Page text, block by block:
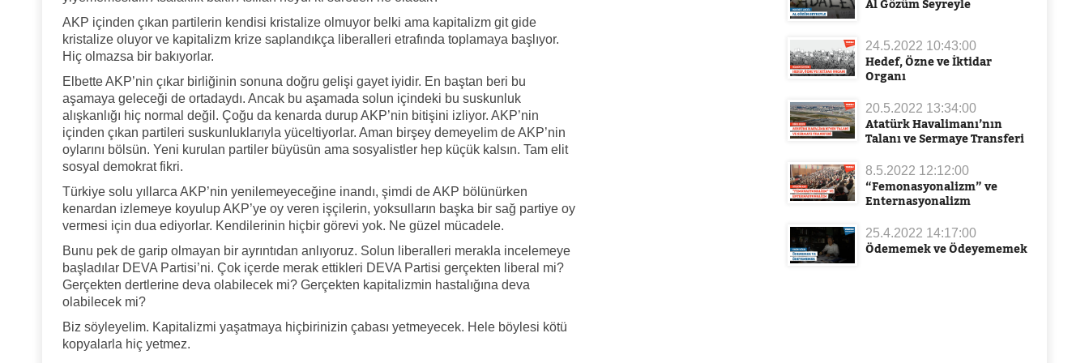
AKP içinden çıkan partilerin kendisi kristalize olmuyor belki ama kapitalizm git gide
kristalize oluyor ve kapitalizm krize saplandıkça liberalleri etrafında toplamaya başlıyor.
Hiç olmazsa bir bakıyorlar.
Elbette AKP’nin çıkar birliğinin sonuna doğru gelişi gayet iyidir. En baştan beri bu
aşamaya geleceği de ortadaydı. Ancak bu aşamada solun içindeki bu suskunluk
alışkanlığı hiç normal değil. Çoğu da kenarda durup AKP’nin bitişini izliyor. AKP’nin
içinden çıkan partileri suskunluklarıyla yüceltiyorlar. Aman birşey demeyelim de AKP’nin
oylarını bölsün. Yeni kurulan partiler büyüsün ama sosyalistler hep küçük kalsın. Tam elit
sosyal demokrat fikri.
Türkiye solu yıllarca AKP’nin yenilemeyeceğine inandı, şimdi de AKP bölünürken
kenardan izlemeye koyulup AKP’ye oy veren işçilerin, yoksulların başka bir sağ partiye oy
vermesi için dua ediyorlar. Kendilerinin hiçbir görevi yok. Ne güzel mücadele.
Bunu pek de garip olmayan bir ayrıntıdan anlıyoruz. Solun liberalleri merakla incelemeye
başladılar DEVA Partisi’ni. Çok içerde merak ettikleri DEVA Partisi gerçekten liberal mi?
Gerçekten dertlerine deva olabilecek mi? Gerçekten kapitalizmin hastalığına deva
olabilecek mi?
Biz söyleyelim. Kapitalizmi yaşatmaya hiçbirinizin çabası yetmeyecek. Hele böylesi kötü
kopyalarla hiç yetmez.
Al Gözüm Seyreyle
24.5.2022 10:43:00
Hedef, Özne ve İktidar
Organı
20.5.2022 13:34:00
Atatürk Havalimanı’nın
Talanı ve Sermaye Transferi
8.5.2022 12:12:00
“Femonasyonalizm” ve
Enternasyonalizm
25.4.2022 14:17:00
Ödememek ve Ödeyememek